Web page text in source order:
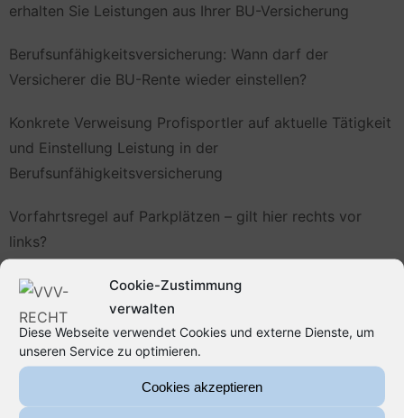
Cookie-Zustimmung
verwalten
Diese Webseite verwendet Cookies und externe Dienste, um
unseren Service zu optimieren.
Cookies akzeptieren
erhalten Sie Leistungen aus Ihrer BU-Versicherung
Berufsunfähigkeitsversicherung: Wann darf der
Versicherer die BU-Rente wieder einstellen?
Konkrete Verweisung Profisportler auf aktuelle Tätigkeit
und Einstellung Leistung in der
Berufsunfähigkeitsversicherung
Vorfahrtsregel auf Parkplätzen – gilt hier rechts vor
links?
Wohngebäudeversicherung, Wasserschäden und die
„Fugenfälle“